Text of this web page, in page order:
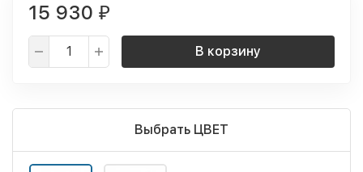
15 930 ₽
В корзину
Выбрать ЦВЕТ